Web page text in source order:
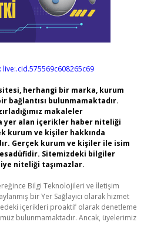
live:.cid.575569c608265c69
herhangi bir marka, kurum
bağlantısı bulunmamaktadır.
makaleler
yer alan içerikler haber niteliği
kurum ve kişiler hakkında
Gerçek kurum ve kişiler ile isim
Sitemizdeki bilgiler
niteliği taşımazlar.
Bilgi Teknolojileri ve İletişim
bir Yer Sağlayıcı olarak hizmet
içerikleri proaktif olarak denetleme
bulunmamaktadır. Ancak, üyelerimiz